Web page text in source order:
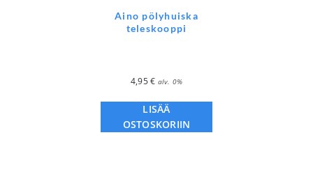
Aino pölyhuiska
teleskooppi
4,95€ alv. 0%
LISÄÄ
OSTOSKORIIN